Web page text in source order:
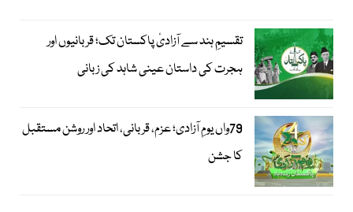
تقسیمِ ہند سے آزادیٔ پاکستان تک؛ قربانیوں اور
ہجرت کی داستان عینی شاہد کی زبانی
79واں یومِ آزادی؛ عزم، قربانی، اتحاد اور روشن مستقبل
کا جشن